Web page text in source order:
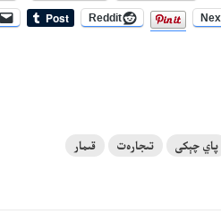
Reddit
پاي چېكى تىجارەت قىمار